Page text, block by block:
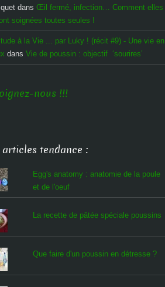
dans Œil fermé, infection… Comment elles
soignées toutes seules !
à la Vie ... par Luky ! (récit #9) - Une vie en
dans Vie de poussin : objectif ‘sourires’
nous !!!
articles tendance :
Egg's anatomy : anatomie de la poule
et de l'oeuf
La recette de pâtée spéciale poussins
Que faire d'un poussin en détresse ?